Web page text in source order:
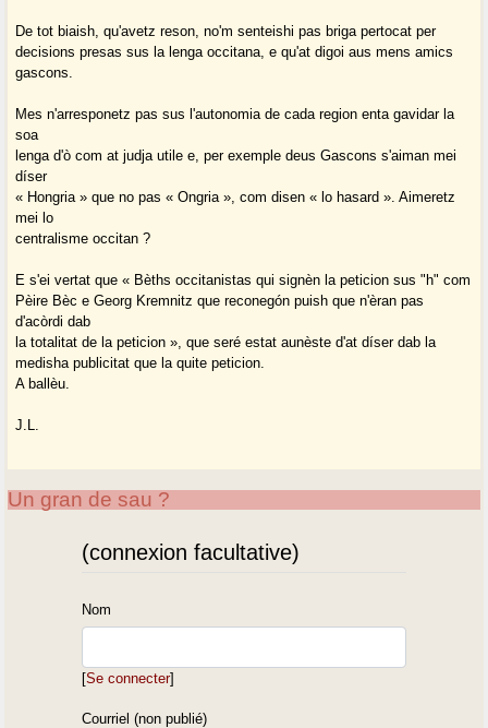
De tot biaish, qu'avetz reson, no'm senteishi pas briga pertocat per
decisions presas sus la lenga occitana, e qu'at digoi aus mens amics
gascons.
Mes n'arresponetz pas sus l'autonomia de cada region enta gavidar la
soa
lenga d'ò com at judja utile e, per exemple deus Gascons s'aiman mei
díser
« Hongria » que no pas « Ongria », com disen « lo hasard ». Aimeretz
mei lo
centralisme occitan ?
E s'ei vertat que « Bèths occitanistas qui signèn la peticion sus "h" com
Pèire Bèc e Georg Kremnitz que reconegón puish que n'èran pas
d'acòrdi dab
la totalitat de la peticion », que seré estat aunèste d'at díser dab la
medisha publicitat que la quite peticion.
A ballèu.
J.L.
Un gran de sau ?
(connexion facultative)
Nom
[Se connecter]
Courriel (non publié)